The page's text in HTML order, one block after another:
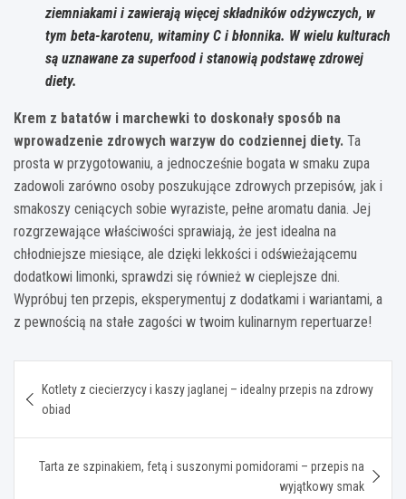
ziemniakami i zawierają więcej składników odżywczych, w
tym beta-karotenu, witaminy C i błonnika. W wielu kulturach
są uznawane za superfood i stanowią podstawę zdrowej
diety.
Krem z batatów i marchewki to doskonały sposób na
wprowadzenie zdrowych warzyw do codziennej diety. Ta
prosta w przygotowaniu, a jednocześnie bogata w smaku zupa
zadowoli zarówno osoby poszukujące zdrowych przepisów, jak i
smakoszy ceniących sobie wyraziste, pełne aromatu dania. Jej
rozgrzewające właściwości sprawiają, że jest idealna na
chłodniejsze miesiące, ale dzięki lekkości i odświeżającemu
dodatkowi limonki, sprawdzi się również w cieplejsze dni.
Wypróbuj ten przepis, eksperymentuj z dodatkami i wariantami, a
z pewnością na stałe zagości w twoim kulinarnym repertuarze!
wpisu
Kotlety z ciecierzycy i kaszy jaglanej – idealny przepis na zdrowy
obiad
Tarta ze szpinakiem, fetą i suszonymi pomidorami – przepis na
wyjątkowy smak